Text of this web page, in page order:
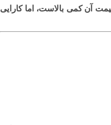
آن کمی بالاست، اما کارایی